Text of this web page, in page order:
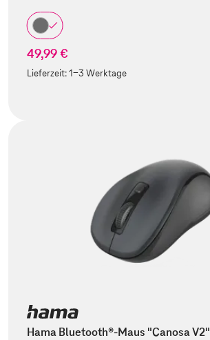
49,99 €
Lieferzeit:1-3 Werktage
Hama Bluetooth®-Maus "Canosa V2"